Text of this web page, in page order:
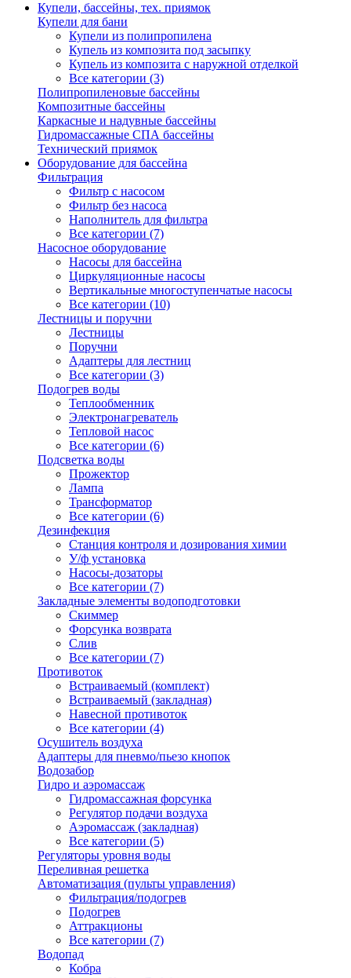
Купели, бассейны, тех. приямок
Купели для бани
Купели из полипропилена
Купель из композита под засыпку
Купель из композита с наружной отделкой
Все категории (3)
Полипропиленовые бассейны
Композитные бассейны
Каркасные и надувные бассейны
Гидромассажные СПА бассейны
Технический приямок
Оборудование для бассейна
Фильтрация
Фильтр с насосом
Фильтр без насоса
Наполнитель для фильтра
Все категории (7)
Насосное оборудование
Насосы для бассейна
Циркуляционные насосы
Вертикальные многоступенчатые насосы
Все категории (10)
Лестницы и поручни
Лестницы
Поручни
Адаптеры для лестниц
Все категории (3)
Подогрев воды
Теплообменник
Электронагреватель
Тепловой насос
Все категории (6)
Подсветка воды
Прожектор
Лампа
Трансформатор
Все категории (6)
Дезинфекция
Станция контроля и дозирования химии
У/ф установка
Насосы-дозаторы
Все категории (7)
Закладные элементы водоподготовки
Скиммер
Форсунка возврата
Слив
Все категории (7)
Противоток
Встраиваемый (комплект)
Встраиваемый (закладная)
Навесной противоток
Все категории (4)
Осушитель воздуха
Адаптеры для пневмо/пьезо кнопок
Водозабор
Гидро и аэромассаж
Гидромассажная форсунка
Регулятор подачи воздуха
Аэромассаж (закладная)
Все категории (5)
Регуляторы уровня воды
Переливная решетка
Автоматизация (пульты управления)
Фильтрация/подогрев
Подогрев
Аттракционы
Все категории (7)
Водопад
Кобра